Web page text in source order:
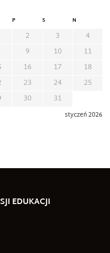
styczeń 2026
P S N
2 3
4
9 10
11
16 17
18
23 24
25
30 31
EDUKACJI